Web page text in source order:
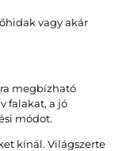
vagy akár
megbízható
falakat, a jó
módot.
kínál. Világszerte